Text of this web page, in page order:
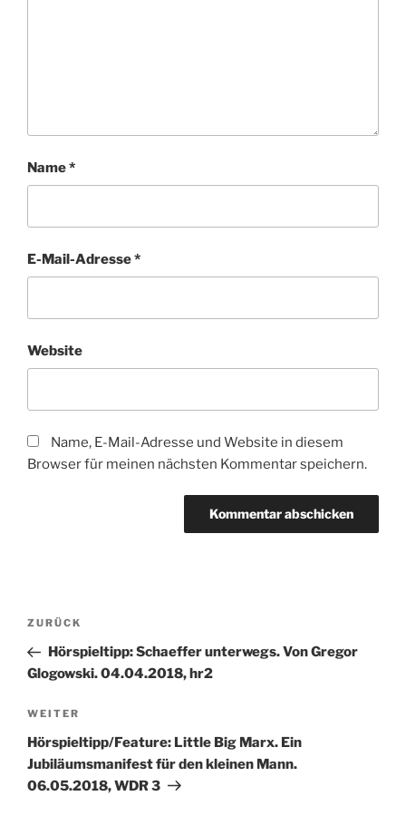
Name*
E-Mail-Adresse*
Website
Name, E-Mail-Adresse und Website in diesem
Browser für meinen nächsten Kommentar speichern.
Beitragsnavigation
Vorheriger
Beitrag
ZURÜCK
Hörspieltipp: Schaeffer unterwegs. Von Gregor
Glogowski. 04.04.2018, hr2
Nächster
Beitrag
WEITER
Hörspieltipp/Feature: Little Big Marx. Ein
Jubiläumsmanifest für den kleinen Mann.
06.05.2018, WDR 3